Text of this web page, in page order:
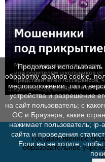
Государственное
образовательное
Продолжая
обработку файлов cookie,
местоположении; тип и
устройства и разрешение
на сайт пользователь; с
ОС и Браузера; какие
нажимает пользователь;
сайта и проведения
Если вы не хотите,